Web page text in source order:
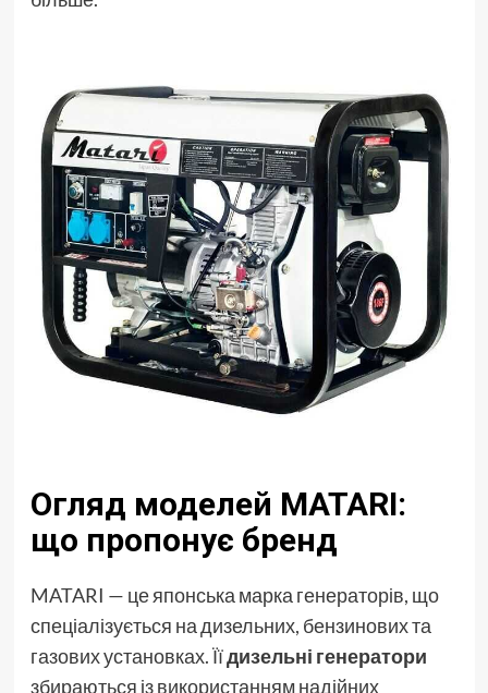
Огляд моделей MATARI:
що пропонує бренд
MATARI — це японська марка генераторів, що
спеціалізується на дизельних, бензинових та
газових установках. Їїдизельні генератори
збираються із використанням надійних